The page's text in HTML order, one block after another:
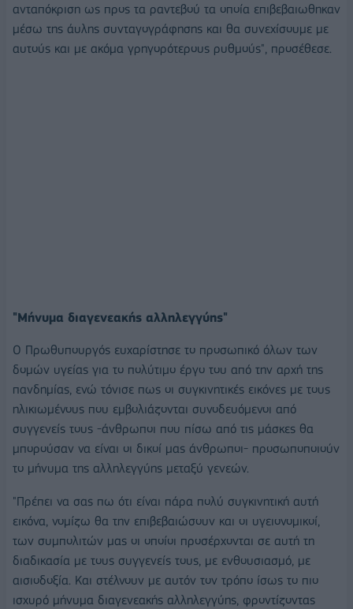
ανταπόκριση ως προς τα ραντεβού τα οποία επιβεβαιωθηκαν
μέσω της άυλης συνταγογράφησης και θα συνεχίσουμε με
αυτούς και με ακόμα γρηγορότερους ρυθμούς", προσέθεσε.
"Μήνυμα διαγενεακής αλληλεγγύης"
Ο Πρωθυπουργός ευχαρίστησε το προσωπικό όλων των
δομών υγείας για το πολύτιμο έργο του από την αρχή της
πανδημίας, ενώ τόνισε πως οι συγκινητικές εικόνες με τους
ηλικιωμένους που εμβολιάζονται συνοδευόμενοι από
συγγενείς τους -άνθρωποι που πίσω από τις μάσκες θα
μπορούσαν να είναι οι δικοί μας άνθρωποι- προσωποποιούν
το μήνυμα της αλληλεγγύης μεταξύ γενεών.
"Πρέπει να σας πω ότι είναι πάρα πολύ συγκινητική αυτή
εικόνα, νομίζω θα την επιβεβαιώσουν και οι υγειονομικοί,
των συμπολιτών μας οι οποίοι προσέρχονται σε αυτή τη
διαδικασία με τους συγγενείς τους, με ενθουσιασμό, με
αισιοδοξία. Και στέλνουν με αυτόν τον τρόπο ίσως το πιο
ισχυρό μήνυμα διαγενεακής αλληλεγγύης, φροντίζοντας